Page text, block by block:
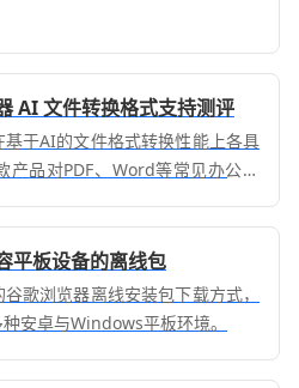
AI 文件转换格式支持测评
于AI的文件格式转换性能上各具
品对PDF、Word等常见办公文
高效处理的生产力水平。
平板设备的离线包
歌浏览器离线安装包下载方式，
安卓与Windows平板环境。